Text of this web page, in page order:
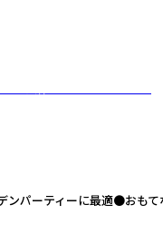
パーティーに最適●おも